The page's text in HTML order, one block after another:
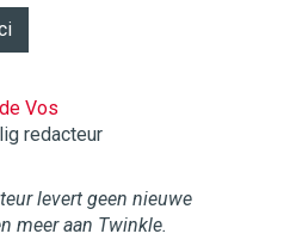
Vos
redacteur
levert geen nieuwe
meer aan Twinkle.